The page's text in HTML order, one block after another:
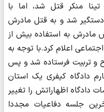
تینا منکر قتل شد، اما با
شد و به قتل مادرش
مادرش به استفاده بیش از
اعلام کرد.با توجه به
و تربیت فرستاده شد و پس
دادگاه کیفری یک استان
دادگاه اظهاراتش را تغییر
جلسه دفاعیات مجددا